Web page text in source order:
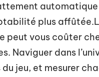
automatique
plus
peut vous coûter
Naviguer dans
jeu, et mesurer